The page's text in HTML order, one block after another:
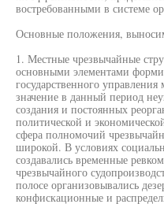
востребованными в системе
Основные положения,
1. Местные чрезвычайные
основными элементами
государственного
значение в данный период
создания и постоянных
политической и
сфера полномочий
широкой. В условиях
создавались временные
чрезвычайного
полосе организовывались
конфискационные и